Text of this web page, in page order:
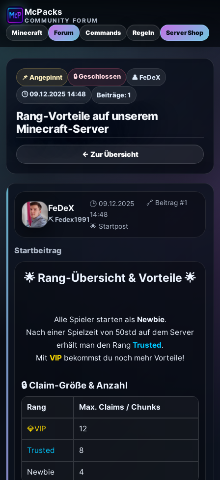
McPacks
COMMUNITY FORUM
Minecraft Forum Commands Regeln Server Shop
📌 Angepinnt 🔒 Geschlossen 👤 FeDeX
🕒 09.12.2025 14:48 Beiträge: 1
Rang-Vorteile auf unserem
Minecraft-Server
← Zur Übersicht
FeDeX
⛏️ Fedex1991
🕒 09.12.2025
14:48
🔗 Beitrag #1
🌟 Startpost
Startbeitrag
🌟 Rang-Übersicht & Vorteile 🌟
Alle Spieler starten als Newbie.
Nach einer Spielzeit von 50std auf dem Server
erhält man den Rang Trusted.
Mit VIP bekommst du noch mehr Vorteile!
🔒 Claim-Größe & Anzahl
Rang Max. Claims / Chunks
💎VIP 12
Trusted 8
Newbie 4